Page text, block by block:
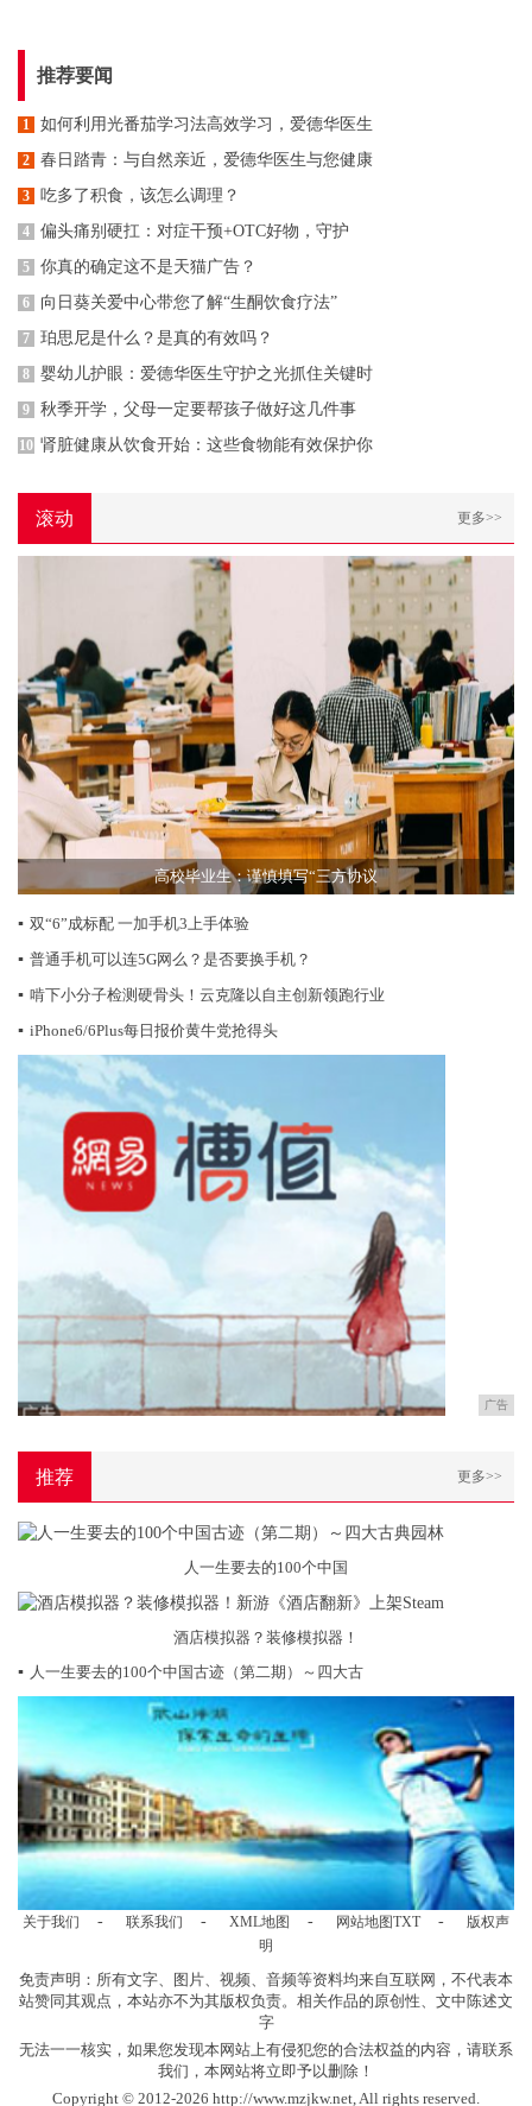
推荐要闻
1 如何利用光番茄学习法高效学习，爱德华医生
2 春日踏青：与自然亲近，爱德华医生与您健康
3 吃多了积食，该怎么调理？
4 偏头痛别硬扛：对症干预+OTC好物，守护
5 你真的确定这不是天猫广告？
6 向日葵关爱中心带您了解“生酮饮食疗法”
7 珀思尼是什么？是真的有效吗？
8 婴幼儿护眼：爱德华医生守护之光抓住关键时
9 秋季开学，父母一定要帮孩子做好这几件事
10 肾脏健康从饮食开始：这些食物能有效保护你
滚动 更多>>
高校毕业生：谨慎填写“三方协议
▪ 双“6”成标配 一加手机3上手体验
▪ 普通手机可以连5G网么？是否要换手机？
▪ 啃下小分子检测硬骨头！云克隆以自主创新领跑行业
▪ iPhone6/6Plus每日报价黄牛党抢得头
广告
推荐 更多>>
人一生要去的100个中国
酒店模拟器？装修模拟器！
▪ 人一生要去的100个中国古迹（第二期）～四大古
关于我们 - 联系我们 - XML地图 - 网站地图TXT -
版权声
明
免责声明：所有文字、图片、视频、音频等资料均来自互联网，不代表本
站赞同其观点，本站亦不为其版权负责。相关作品的原创性、文中陈述文
字
无法一一核实，如果您发现本网站上有侵犯您的合法权益的内容，请联系
我们，本网站将立即予以删除！
Copyright © 2012-2026 http://www.mzjkw.net, All rights reserved.